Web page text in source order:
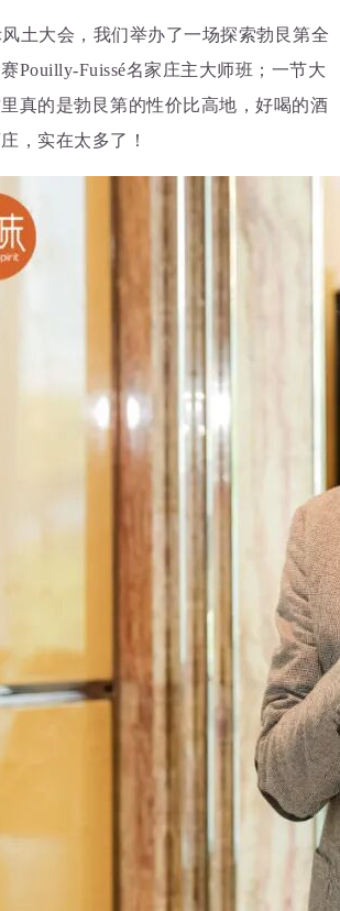
土大会，我们举办了一场探索勃艮第全
Pouilly-Fuissé名家庄主大师班；一节大
真的是勃艮第的性价比高地，好喝的酒
，实在太多了！